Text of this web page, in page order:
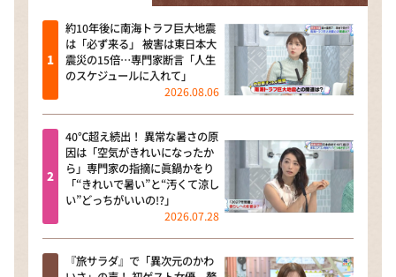
約10年後に南海トラフ巨大地震
は「必ず来る」 被害は東日本大
震災の15倍…専門家断言「人生
のスケジュールに入れて」
2026.08.06
40℃超え続出！ 異常な暑さの原
因は「空気がきれいになったか
ら」専門家の指摘に眞鍋かをり
「“きれいで暑い”と“汚くて涼し
い”どっちがいいの!?」
2026.07.28
『旅サラダ』で「異次元のかわ